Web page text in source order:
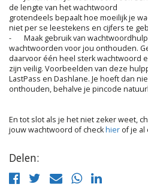
de lengte van het wachtwoord
grotendeels bepaalt hoe moeilijk je
niet per se leestekens en cijfers te
-
Maak gebruik van
wachtwoorden voor jou onthouden.
daarvoor één heel sterk wachtwoord
zijn veilig. Voorbeelden van deze
LastPass en Dashlane. Je hoeft dan
onthouden, behalve je pincode
En tot slot als je het niet zeker weet,
jouw wachtwoord of checkhier of je al
Delen: